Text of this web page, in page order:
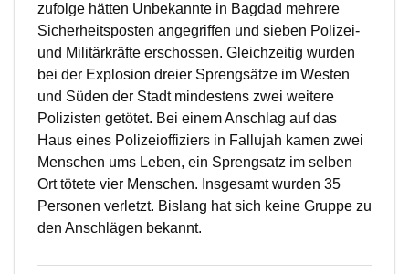
zufolge hätten Unbekannte in Bagdad mehrere
Sicherheitsposten angegriffen und sieben Polizei-
und Militärkräfte erschossen. Gleichzeitig wurden
bei der Explosion dreier Sprengsätze im Westen
und Süden der Stadt mindestens zwei weitere
Polizisten getötet. Bei einem Anschlag auf das
Haus eines Polizeioffiziers in Fallujah kamen zwei
Menschen ums Leben, ein Sprengsatz im selben
Ort tötete vier Menschen. Insgesamt wurden 35
Personen verletzt. Bislang hat sich keine Gruppe zu
den Anschlägen bekannt.